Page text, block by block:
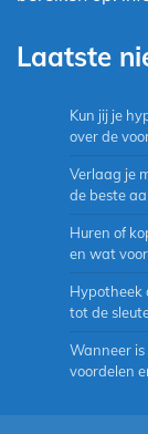
Laatste
Kun jij je
over de
Verlaag je
de beste
Huren of
en wat
Hypotheek
tot de
Wanneer
voordelen